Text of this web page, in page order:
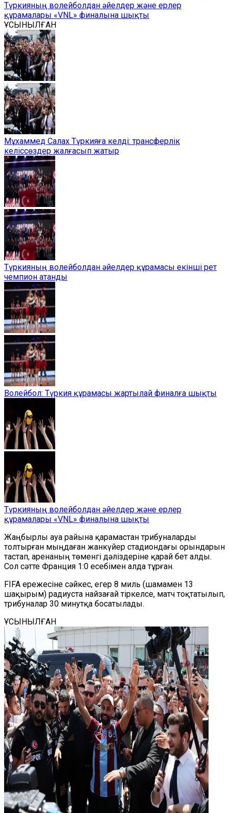
Түркияның волейболдан әйелдер және ерлер
құрамалары «VNL» финалына шықты
ҰСЫНЫЛҒАН
Мұхаммед Салах Түркияға келді: трансферлік
келіссөздер жалғасып жатыр
Түркияның волейболдан әйелдер құрамасы екінші рет
чемпион атанды
Волейбол: Түркия құрамасы жартылай финалға шықты
Түркияның волейболдан әйелдер және ерлер
құрамалары «VNL» финалына шықты
Жаңбырлы ауа райына қарамастан трибуналарды
толтырған мыңдаған жанкүйер стадиондағы орындарын
тастап, аренаның төменгі дәліздеріне қарай бет алды.
Сол сәтте Франция 1:0 есебімен алда тұрған.
FIFA ережесіне сәйкес, егер 8 миль (шамамен 13
шақырым) радиуста найзағай тіркелсе, матч тоқтатылып,
трибуналар 30 минутқа босатылады.
ҰСЫНЫЛҒАН